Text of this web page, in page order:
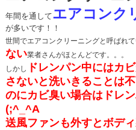
年間を通してエアコンク
が多いです！！
世間でエアコンクリーニングと呼ばれ
ない業者さんがほとんどです。。。
しかし
ドレンパン中にはカ
さないと洗いきることは
のにカビ臭い場合はドレ
(;^_^A
送風ファンも外すとボデ